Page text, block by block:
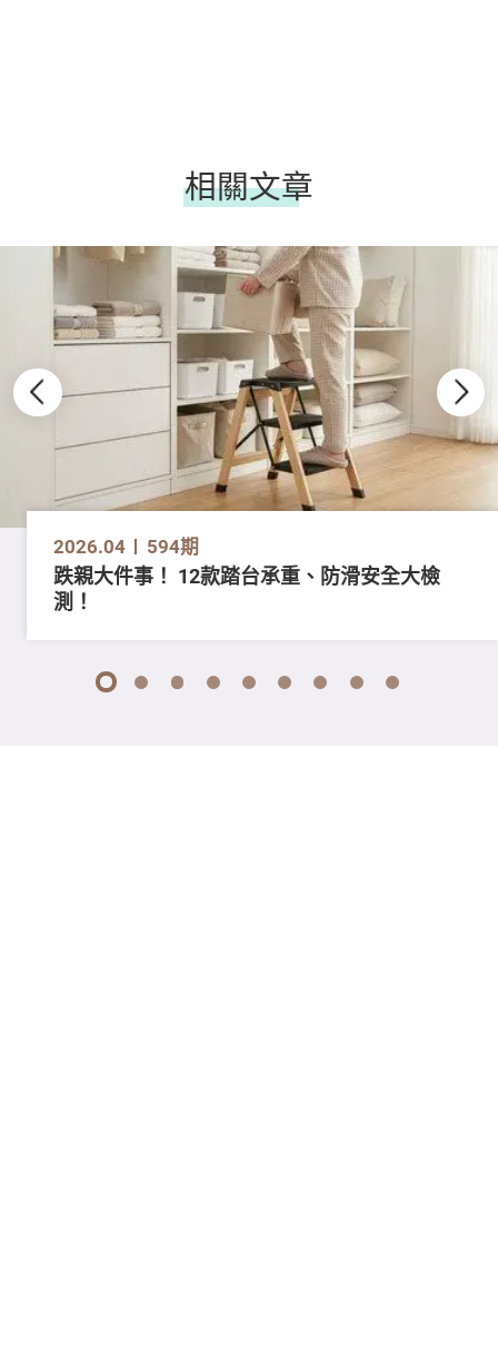
相關文章
2026.04 594期
跌親大件事！ 12款踏台承重、防滑安全大檢
測！
1 2 3 4 5 6 7 8 9